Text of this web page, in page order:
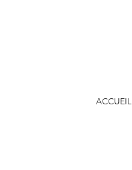
ACCUEIL